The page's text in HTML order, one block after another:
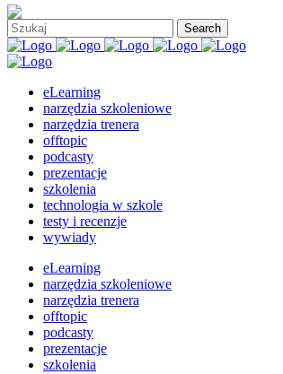
eLearning
narzędzia szkoleniowe
narzędzia trenera
offtopic
podcasty
prezentacje
szkolenia
technologia w szkole
testy i recenzje
wywiady
eLearning
narzędzia szkoleniowe
narzędzia trenera
offtopic
podcasty
prezentacje
szkolenia